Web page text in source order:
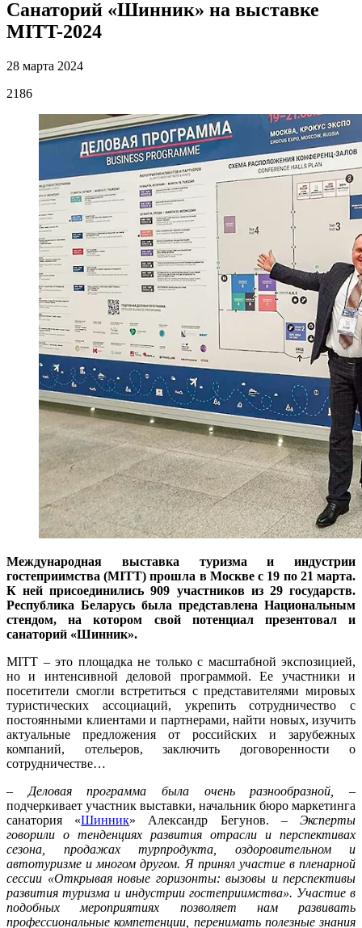
Санаторий «Шинник» на выставке
MITT-2024
28 марта 2024
2186
Международная выставка туризма и индустрии
гостеприимства (MITT) прошла в Москве с 19 по 21 марта.
К ней присоединились 909 участников из 29 государств.
Республика Беларусь была представлена Национальным
стендом, на котором свой потенциал презентовал и
санаторий «Шинник».
MITT – это площадка не только с масштабной экспозицией,
но и интенсивной деловой программой. Ее участники и
посетители смогли встретиться с представителями мировых
туристических ассоциаций, укрепить сотрудничество с
постоянными клие­нтами и партнерами, найти новых, изучить
актуальные предложения от российских и зарубежных
компаний, оте­льеров, заключить договоренности о
сотрудничестве…
– Деловая программа была очень разнообразной,
–
подчеркивает участник выставки, начальник бюро маркетинга
санатория «Шинник» Александр Бегунов. –
Эксперты
говорили о тенденциях развития отрасли и перспективах
сезона, продажах турпродукта, оздоровительном и
автотуризме и многом другом. Я принял участие в пленарной
сессии «Открывая новые горизонты: вызовы и перспективы
развития туризма и индустрии гостеприимства». Участие в
подобных мероприятиях позволяет нам развивать
профессиональные компетенции, перенимать полезные знания